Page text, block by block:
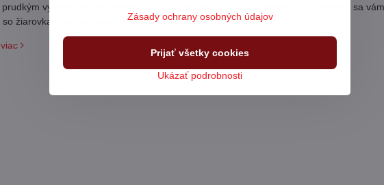
vývojom od klasických na
so žiarovkami po diódové svetlá so
akumulátorom. Ktoré svetlo z našej
najlepšie vyhovie vašim požiadavkám?
nie vysunúť fľašu z košíka. Z Fidlockom sa vám
to nestane.
Zásady ochrany osobných údajov
Ukázať podrobnosti
Prijať všetky cookies